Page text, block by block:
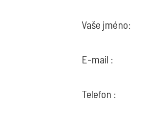
Vaše jméno:
E-mail :
Telefon :